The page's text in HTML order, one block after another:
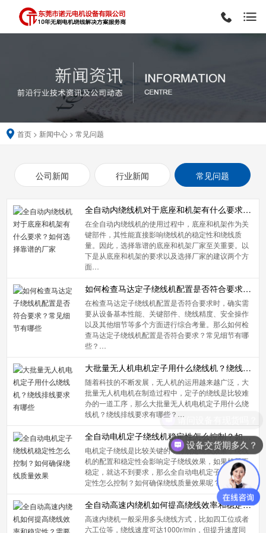
首页 > 新闻中心 >常见问题
公司新闻 行业新闻 常见问题
全自动内绕线机对于底座和机架有什么要求？如何选择靠谱的厂家
在全自动内绕线机的使用过程中，底座和机架作为关
键部件，其性能直接影响绕线机的稳定性和绕线质
量。因此，选择靠谱的底座和机架厂家至关重要。以
下是从底座和机架的要求以及选择厂家的建议两个方
面…
如何检查马达定子绕线机配置是否符合要求？常见细节有哪些
在检查马达定子绕线机配置是否符合要求时，确实需
要从设备基本性能、关键部件、绕线精度、安全操作
以及其他细节等多个方面进行综合考量。那么如何检
查马达定子绕线机配置是否符合要求？常见细节有哪
些？…
大批量无人机电机定子用什么绕线机？绕线排线要求有哪些
随着科技的不断发展，无人机的运用越来越广泛，大
批量无人机电机在制造过程中，定子的绕线是比较难
办的一道工序，那么大批量无人机电机定子用什么绕
线机？绕线排线要求有哪些？…
全自动电机定子绕线机稳定性怎么控制？如何确保绕线质量效果
电机定子绕线是比较关键的，特别是绕线效果，绕线
机的配置和稳定性会影响定子绕线效果，如果机器不
稳定，就达不到要求，那么全自动电机定子绕线机稳
定性怎么控制？如何确保绕线质量效果呢？…
全自动高速内绕机如何提高绕线效率和稳定性？需要注意哪些细节
高速内绕机一般采用多头绕线方式，比如四工位或者
六工位等，绕线速度可达1000r/min，但提升速度同
请问设备有现货吗？
设备交货期多久？